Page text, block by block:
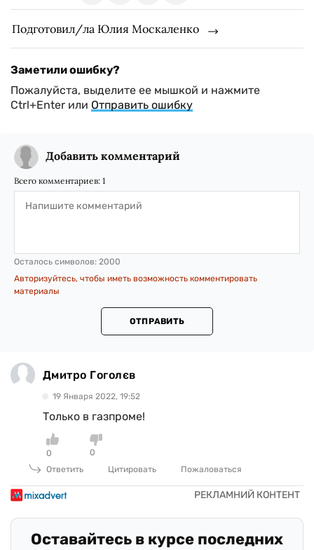
Подготовил/ла Юлия Москаленко
Заметили ошибку?
Пожалуйста, выделите ее мышкой и нажмите
Ctrl+Enter или Отправить ошибку
Добавить комментарий
Всего комментариев: 1
Осталось символов: 2000
Авторизуйтесь, чтобы иметь возможность комментировать
материалы
ОТПРАВИТЬ
Дмитро Гоголєв
19 Января 2022, 19:52
Только в газпроме!
0
0
Ответить
Цитировать Пожаловаться
Оставайтесь в курсе последних